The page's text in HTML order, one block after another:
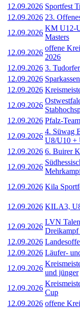
12.09.2026 Sportfest
12.09.2026 23.
12.09.2026
KM U12-
Masters
12.09.2026
offene
2026
12.09.2026 3.
12.09.2026
12.09.2026
12.09.2026
12.09.2026 Pfalz-
12.09.2026
4. Süwag
U8/U10 +
12.09.2026 6. Buirer
12.09.2026
12.09.2026 Kila
12.09.2026 KILA3,
12.09.2026
LVN
12.09.2026
12.09.2026 Läufer-
12.09.2026
und jünger
12.09.2026
Cup
12.09.2026 offene